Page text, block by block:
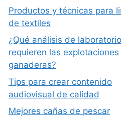
Productos y técnicas para
de textiles
¿Qué análisis de laboratorio
requieren las explotaciones
ganaderas?
Tips para crear contenido
audiovisual de calidad
Mejores cañas de pescar